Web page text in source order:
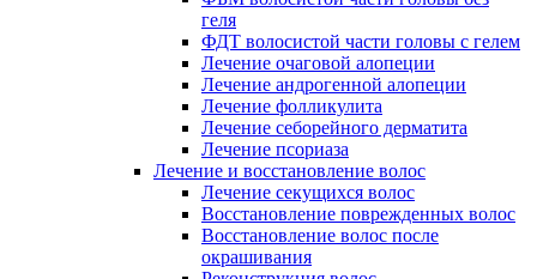
геля
ФДТ волосистой части головы с гелем
Лечение очаговой алопеции
Лечение андрогенной алопеции
Лечение фолликулита
Лечение себорейного дерматита
Лечение псориаза
Лечение и восстановление волос
Лечение секущихся волос
Восстановление поврежденных волос
Восстановление волос после
окрашивания